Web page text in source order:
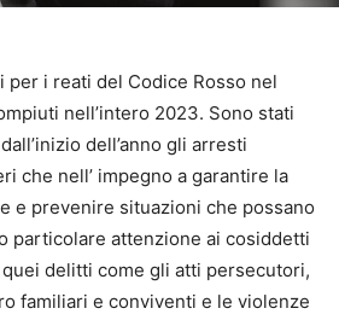
per i reati del Codice Rosso nel
nell’intero 2023. Sono stati
dell’anno gli arresti
che nell’ impegno a garantire la
e prevenire situazioni che possano
particolare attenzione ai cosiddetti
quei delitti come gli atti persecutori,
familiari e conviventi e le violenze